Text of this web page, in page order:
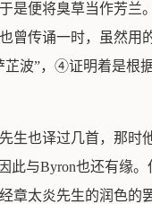
是便将臭草当作芳兰
曾传诵一时，虽然用
芷波”，④证明着是根
生也译过几首，那时
此与Byron也还有缘。
章太炎先生的润色的